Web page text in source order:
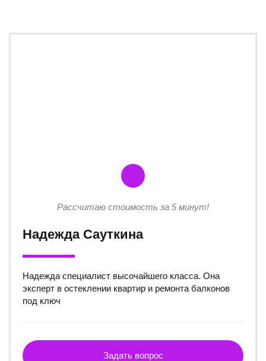
Рассчитаю стоимость за 5 минут!
Надежда Сауткина
Надежда специалист высочайшего класса. Она
эксперт в остеклении квартир и ремонта балконов
под ключ
Задать вопрос